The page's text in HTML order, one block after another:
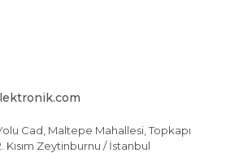
Cad, Maltepe Mahallesi, Topkapı
Zeytinburnu / İstanbul